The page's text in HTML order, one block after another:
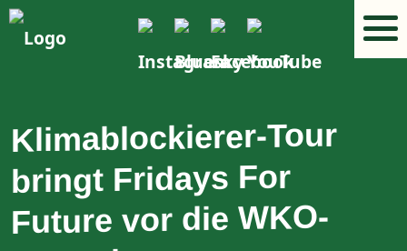
Klimablockierer-Tour
bringt Fridays For
Future vor die WKO-